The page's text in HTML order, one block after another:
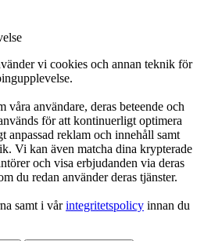
vi cookies och annan teknik för
våra användare, deras beteende och
för att kontinuerligt optimera
anpassad reklam och innehåll samt
Vi kan även matcha dina krypterade
och visa erbjudanden via deras
du redan använder deras tjänster.
samt i vårintegritetspolicy innan du